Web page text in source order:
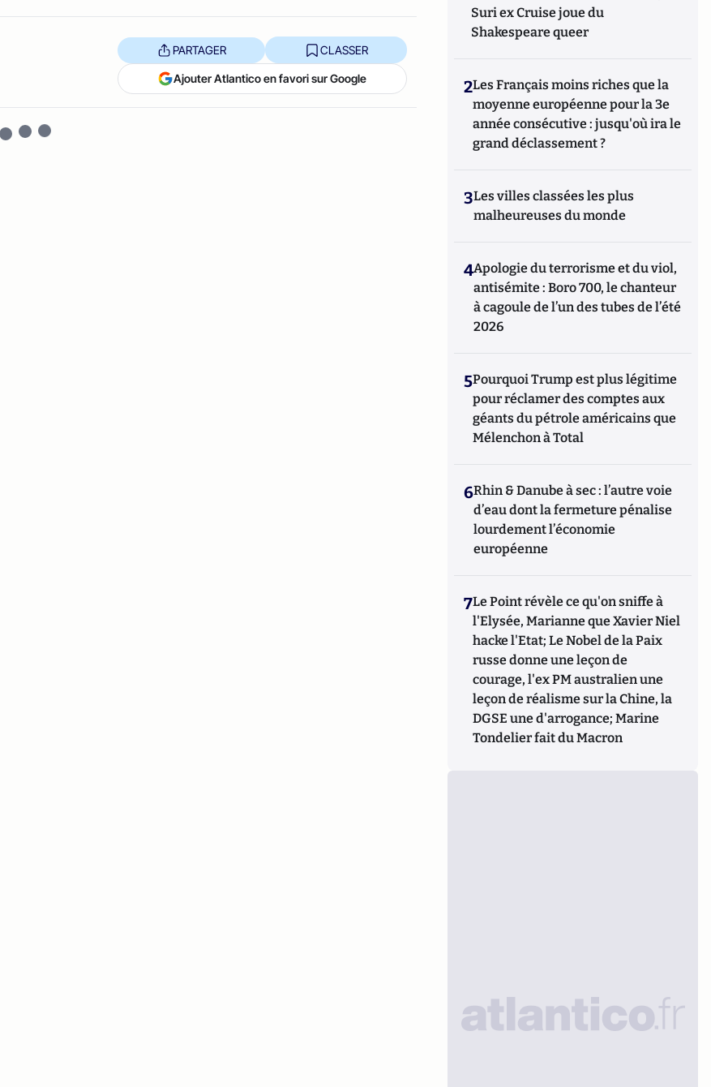
PARTAGER CLASSER
Ajouter Atlantico en favori sur Google
Suri ex Cruise joue du
Shakespeare queer
2Les Français moins riches que la
moyenne européenne pour la 3e
année consécutive : jusqu'où ira le
grand déclassement ?
3Les villes classées les plus
malheureuses du monde
4Apologie du terrorisme et du viol,
antisémite : Boro 700, le chanteur
à cagoule de l’un des tubes de l’été
2026
5Pourquoi Trump est plus légitime
pour réclamer des comptes aux
géants du pétrole américains que
Mélenchon à Total
6Rhin & Danube à sec : l’autre voie
d’eau dont la fermeture pénalise
lourdement l’économie
européenne
7Le Point révèle ce qu'on sniffe à
l'Elysée, Marianne que Xavier Niel
hacke l'Etat; Le Nobel de la Paix
russe donne une leçon de
courage, l'ex PM australien une
leçon de réalisme sur la Chine, la
DGSE une d'arrogance; Marine
Tondelier fait du Macron